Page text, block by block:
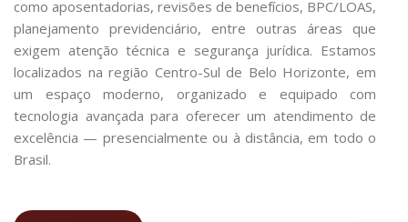
como aposentadorias, revisões de benefícios, BPC/LOAS,
planejamento previdenciário, entre outras áreas que
exigem atenção técnica e segurança jurídica. Estamos
localizados na região Centro-Sul de Belo Horizonte, em
um espaço moderno, organizado e equipado com
tecnologia avançada para oferecer um atendimento de
excelência — presencialmente ou à distância, em todo o
Brasil.